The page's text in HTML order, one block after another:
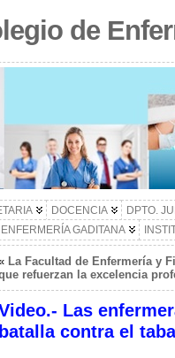
de
DOCENCIA DPTO.
ENFERMERÍA GADITANA
La Facultad de Enfermería y
refuerzan la excelencia
Las
batalla contra el